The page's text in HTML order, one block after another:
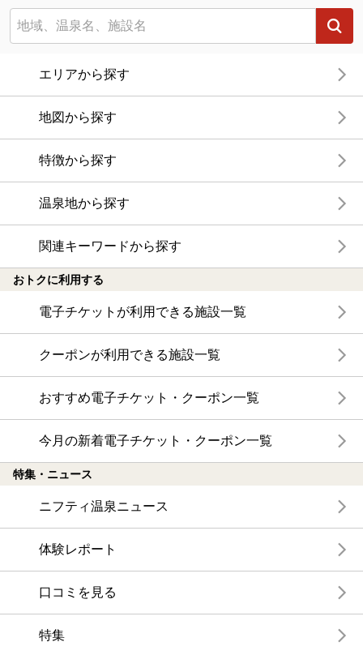
エリアから探す
地図から探す
特徴から探す
温泉地から探す
関連キーワードから探す
おトクに利用する
電子チケットが利用できる施設一覧
クーポンが利用できる施設一覧
おすすめ電子チケット・クーポン一覧
今月の新着電子チケット・クーポン一覧
特集・ニュース
ニフティ温泉ニュース
体験レポート
口コミを見る
特集